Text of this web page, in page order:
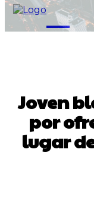
M
Joven
por
lugar